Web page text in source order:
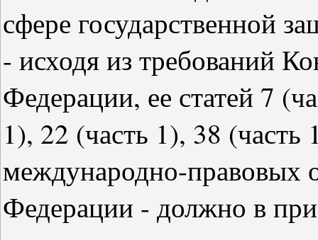
сфере государственной
- исходя из требований
Федерации, ее статей 7
1), 22 (часть 1), 38 (часть
международно-правовых
Федерации - должно в